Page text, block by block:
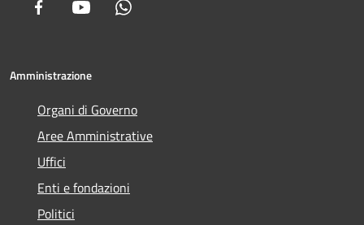
Facebook Youtube
Amministrazione
Organi di Governo
Aree Amministrative
Uffici
Enti e fondazioni
Politici